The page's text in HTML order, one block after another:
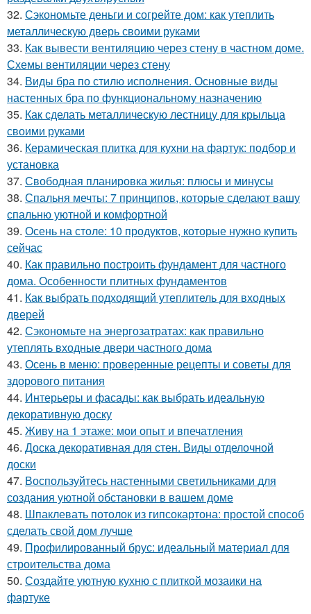
32. Сэкономьте деньги и согрейте дом: как утеплить
металлическую дверь своими руками
33. Как вывести вентиляцию через стену в частном доме.
Схемы вентиляции через стену
34. Виды бра по стилю исполнения. Основные виды
настенных бра по функциональному назначению
35. Как сделать металлическую лестницу для крыльца
своими руками
36. Керамическая плитка для кухни на фартук: подбор и
установка
37. Свободная планировка жилья: плюсы и минусы
38. Спальня мечты: 7 принципов, которые сделают вашу
спальню уютной и комфортной
39. Осень на столе: 10 продуктов, которые нужно купить
сейчас
40. Как правильно построить фундамент для частного
дома. Особенности плитных фундаментов
41. Как выбрать подходящий утеплитель для входных
дверей
42. Сэкономьте на энергозатратах: как правильно
утеплять входные двери частного дома
43. Осень в меню: проверенные рецепты и советы для
здорового питания
44. Интерьеры и фасады: как выбрать идеальную
декоративную доску
45. Живу на 1 этаже: мои опыт и впечатления
46. Доска декоративная для стен. Виды отделочной
доски
47. Воспользуйтесь настенными светильниками для
создания уютной обстановки в вашем доме
48. Шпаклевать потолок из гипсокартона: простой способ
сделать свой дом лучше
49. Профилированный брус: идеальный материал для
строительства дома
50. Создайте уютную кухню с плиткой мозаики на
фартуке